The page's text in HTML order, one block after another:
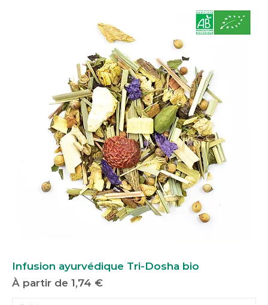
Infusion ayurvédique Tri-Dosha bio
À partir de 1,74 €
Prix promotionnel